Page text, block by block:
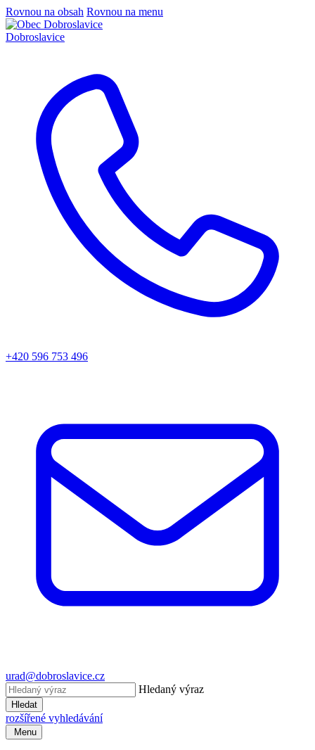
Rovnou na obsah Rovnou na menu
Dobroslavice
+420 596 753 496
urad@dobroslavice.cz
Hledaný výraz
Hledat
rozšířené vyhledávání
Menu